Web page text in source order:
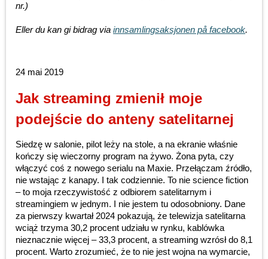
nr.)
Eller du kan gi bidrag via innsamlingsaksjonen på facebook.
24 mai 2019
Jak streaming zmienił moje
podejście do anteny satelitarnej
Siedzę w salonie, pilot leży na stole, a na ekranie właśnie
kończy się wieczorny program na żywo. Żona pyta, czy
włączyć coś z nowego serialu na Maxie. Przełączam źródło,
nie wstając z kanapy. I tak codziennie. To nie science fiction
– to moja rzeczywistość z odbiorem satelitarnym i
streamingiem w jednym. I nie jestem tu odosobniony. Dane
za pierwszy kwartał 2024 pokazują, że telewizja satelitarna
wciąż trzyma 30,2 procent udziału w rynku, kablówka
nieznacznie więcej – 33,3 procent, a streaming wzrósł do 8,1
procent. Warto zrozumieć, że to nie jest wojna na wymarcie,